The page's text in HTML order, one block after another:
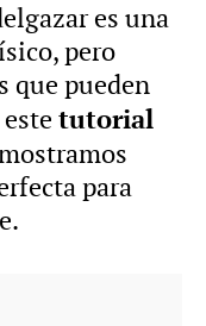
es una
pero
que pueden
tutorial
para